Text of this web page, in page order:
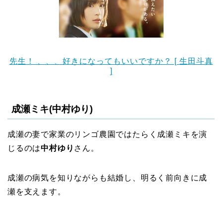
先生！ 、、、好きになってもいいですか？ [ 生田斗真
]
成瀬ミキ(中村ゆり)
成瀬の妻で家業のリンゴ農園ではたらく成瀬ミキを演
じるのは中村ゆり さん。
成瀬の病気を知りながらも結婚し、明るく前向きに成
瀬を支えます。